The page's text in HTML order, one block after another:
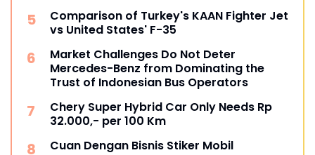
Comparison of Turkey's KAAN Fighter Jet
vs United States' F-35
Market Challenges Do Not Deter
Mercedes-Benz from Dominating the
Trust of Indonesian Bus Operators
Chery Super Hybrid Car Only Needs Rp
32.000,- per 100 Km
Cuan Dengan Bisnis Stiker Mobil